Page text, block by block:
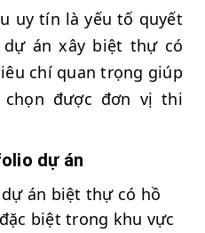
uy tín là yếu tố quyết
án xây biệt thự có
chí quan trọng giúp
được đơn vị thi
dự án
dự án biệt thự có hồ
biệt trong khu vực